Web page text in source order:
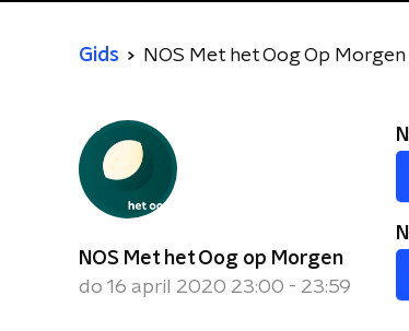
Gids NOS Met het Oog Op Morgen
NOS Met het Oog op Morgen
do 16 april 2020 23:00 - 23:59